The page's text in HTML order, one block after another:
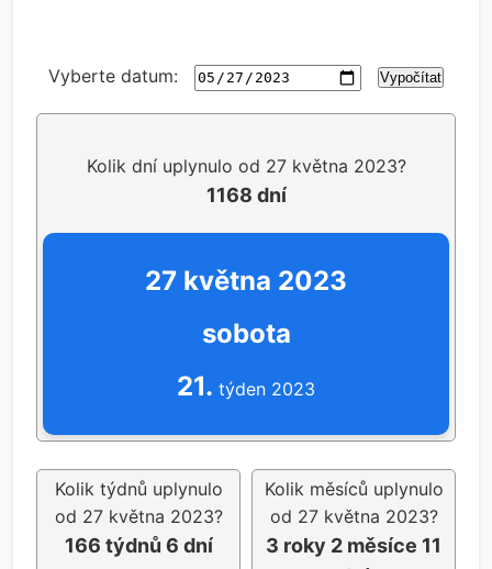
Vyberte datum: Vypočítat
Kolik dní uplynulo od 27 května 2023?
1168 dní
27 května 2023
sobota
21. týden 2023
Kolik týdnů uplynulo
od 27 května 2023?
166 týdnů 6 dní
Kolik měsíců uplynulo
od 27 května 2023?
3 roky 2 měsíce 11